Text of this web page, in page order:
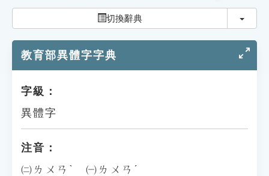
貓頭鷹博士
切換辭典 切換
教育部異體字字典
字級：
異體字
注音：
㈡ㄌㄨㄢˋ ㈠ㄌㄨㄢˊ